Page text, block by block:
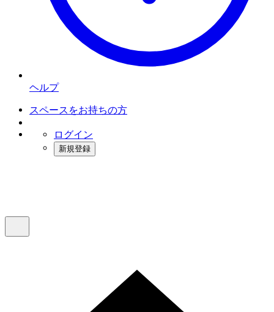
ヘルプ
スペースをお持ちの方
ログイン
新規登録